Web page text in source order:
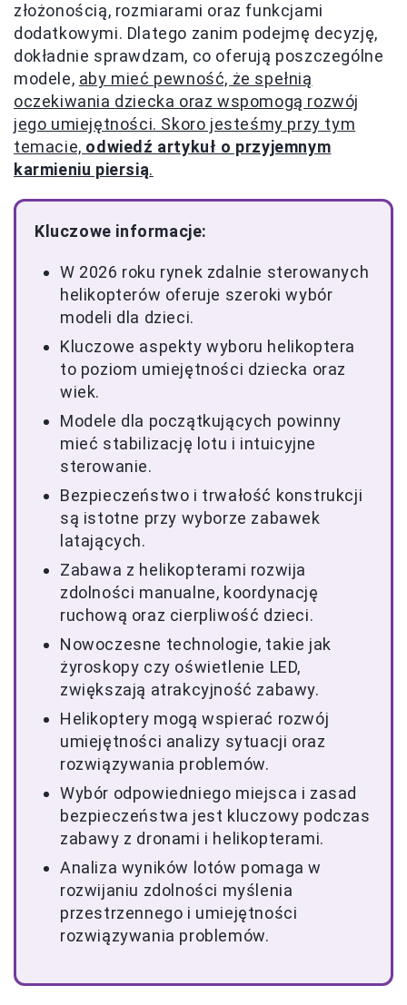
złożonością, rozmiarami oraz funkcjami
dodatkowymi. Dlatego zanim podejmę decyzję,
dokładnie sprawdzam, co oferują poszczególne
modele, aby mieć pewność, że spełnią
oczekiwania dziecka oraz wspomogą rozwój
jego umiejętności. Skoro jesteśmy przy tym
temacie, odwiedź artykuł o przyjemnym
karmieniu piersią.
Kluczowe informacje:
W 2026 roku rynek zdalnie sterowanych
helikopterów oferuje szeroki wybór
modeli dla dzieci.
Kluczowe aspekty wyboru helikoptera
to poziom umiejętności dziecka oraz
wiek.
Modele dla początkujących powinny
mieć stabilizację lotu i intuicyjne
sterowanie.
Bezpieczeństwo i trwałość konstrukcji
są istotne przy wyborze zabawek
latających.
Zabawa z helikopterami rozwija
zdolności manualne, koordynację
ruchową oraz cierpliwość dzieci.
Nowoczesne technologie, takie jak
żyroskopy czy oświetlenie LED,
zwiększają atrakcyjność zabawy.
Helikoptery mogą wspierać rozwój
umiejętności analizy sytuacji oraz
rozwiązywania problemów.
Wybór odpowiedniego miejsca i zasad
bezpieczeństwa jest kluczowy podczas
zabawy z dronami i helikopterami.
Analiza wyników lotów pomaga w
rozwijaniu zdolności myślenia
przestrzennego i umiejętności
rozwiązywania problemów.